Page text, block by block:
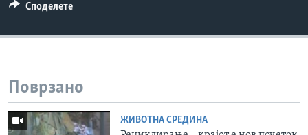
Споделете
Поврзано
ЖИВОТНА СРЕДИНА